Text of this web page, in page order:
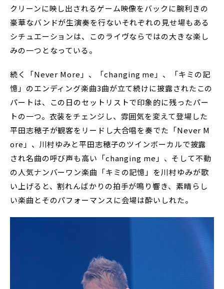
クリーンに映し出されるゲーム映像をバックに腕利きの
豪華なバンドが生演奏を行ないそれぞれの見せ場もある
シチュエーションは、このライヴならではの大きな楽し
みの一つとなっている。
続く「Never More」、「changing me」、「キミの記
憶」のエンディング楽曲3曲が立て続けに披露されたこの
パートは、この日のセットリストで印象的に残ったパー
トの一つ。衣装をチェンジし、雰囲気を変えて登場した
平田志穂子が観客をリードし大合唱を奏でた「Never M
ore」、川村ゆみと平田志穂子のツインボーカルで披露
され名曲の呼び声も高い「changing me」、そして不動
の人気ナンバーワン楽曲「キミの記憶」を川村ゆみが歌
い上げると、割れんばかりの拍手が鳴り響き、素晴らし
い楽曲とそのパフォーマンスに会場は酔いしれた。